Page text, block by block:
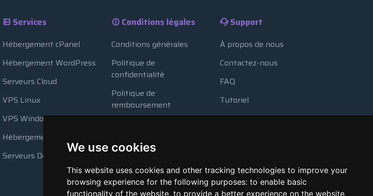
We use cookies
This website uses cookies and other tracking technologies to improve your
browsing experience for the following purposes: to enable basic
functionality of the website, to provide a better experience on the website,
Services
Hébergement cPanel
Hébergement WordPress
Serveurs Cloud
VPS Linux
VPS Windows
Hébergement Revendeur
Serveurs Dédiés
Conditions légales
Conditions générales
Politique de
confidentialité
Politique de
remboursement
Utilisation des ressources
Support
À propos de nous
Contactez-nous
FAQ
Tutoriel
Blog
Signaler un abus